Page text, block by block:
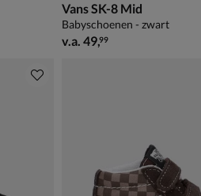
Vans SK-8 Mid
Babyschoenen - zwart
vanaf € 49,99
v.a. 49,99